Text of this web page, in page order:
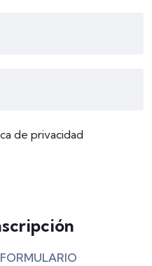
de privacidad